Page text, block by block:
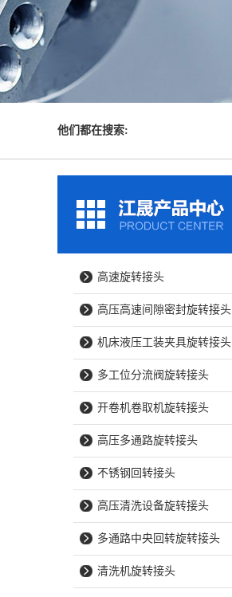
他们都在搜索:
高速旋转接头
高压高速间隙密封旋转接头
机床液压工装夹具旋转接头
多工位分流阀旋转接头
开卷机卷取机旋转接头
高压多通路旋转接头
不锈钢回转接头
高压清洗设备旋转接头
多通路中央回转旋转接头
清洗机旋转接头